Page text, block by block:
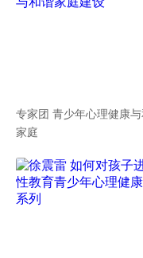
专家团 青少年心理健康
家庭